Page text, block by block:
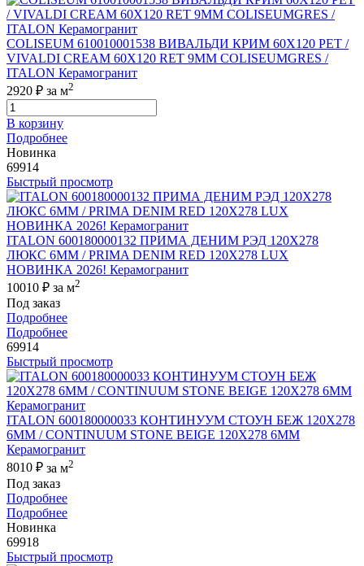
COLISEUM 610010001538 ВИВАЛЬДИ КРИМ 60X120 РЕТ /
VIVALDI CREAM 60X120 RET 9MM COLISEUMGRES /
ITALON Керамогранит
2920 ₽ за м2
В корзину
Подробнее
Новинка
69914
Быстрый просмотр
ITALON 600180000132 ПРИМА ДЕНИМ РЭД 120X278
ЛЮКС 6ММ / PRIMA DENIM RED 120X278 LUX
НОВИНКА 2026! Керамогранит
10010 ₽ за м2
Под заказ
Подробнее
Подробнее
69914
Быстрый просмотр
ITALON 600180000033 КОНТИНУУМ СТОУН БЕЖ 120X278
6ММ / CONTINUUM STONE BEIGE 120X278 6MM
Керамогранит
8010 ₽ за м2
Под заказ
Подробнее
Подробнее
Новинка
69918
Быстрый просмотр